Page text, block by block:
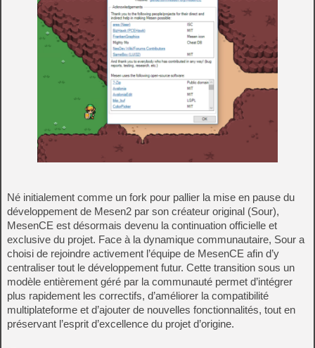
Né initialement comme un fork pour pallier la mise en pause du
développement de Mesen2 par son créateur original (Sour),
MesenCE est désormais devenu la continuation officielle et
exclusive du projet. Face à la dynamique communautaire, Sour a
choisi de rejoindre activement l’équipe de MesenCE afin d’y
centraliser tout le développement futur. Cette transition sous un
modèle entièrement géré par la communauté permet d’intégrer
plus rapidement les correctifs, d’améliorer la compatibilité
multiplateforme et d’ajouter de nouvelles fonctionnalités, tout en
préservant l’esprit d’excellence du projet d’origine.